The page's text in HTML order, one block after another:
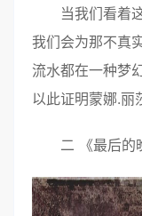
当我们看着这
我们会为那不真
流水都在一种梦
以此证明蒙娜.丽
二 《最后的